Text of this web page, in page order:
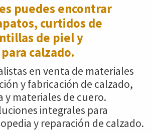
puedes encontrar
curtidos de
de piel y
calzado.
en venta de materiales
y fabricación de calzado,
materiales de cuero.
integrales para
y reparación de calzado.